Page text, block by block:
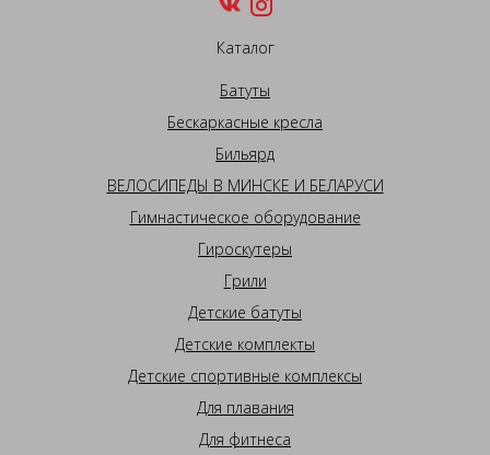
Каталог
Батуты
Бескаркасные кресла
Бильярд
ВЕЛОСИПЕДЫ В МИНСКЕ И БЕЛАРУСИ
Гимнастическое оборудование
Гироскутеры
Грили
Детские батуты
Детские комплекты
Детские спортивные комплексы
Для плавания
Для фитнеса